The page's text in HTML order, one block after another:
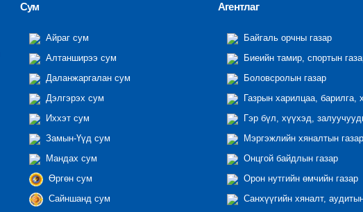
Сум
Айраг сум
Алтанширээ сум
Даланжаргалан сум
Дэлгэрэх сум
Иххэт сум
Замын-Үүд сум
Мандах сум
Өргөн сум
Сайншанд сум
Агентлаг
Байгаль орчны газар
Биеийн тамир, спортын
Боловсролын газар
Газрын харилцаа, барилга,
Гэр бүл, хүүхэд,
Мэргэжлийн хяналтын
Онцгой байдлын газар
Орон нутгийн өмчийн газар
Санхүүгийн хяналт,